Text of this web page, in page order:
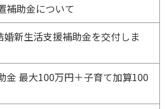
補助金について
新生活支援補助金を交付しま
金 最大100万円＋子育て加算100